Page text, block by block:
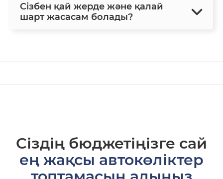
Сізбен қай жерде және қалай
шарт жасасам болады?
Сіздің бюджетіңізге сай
ең жақсы автокөліктер